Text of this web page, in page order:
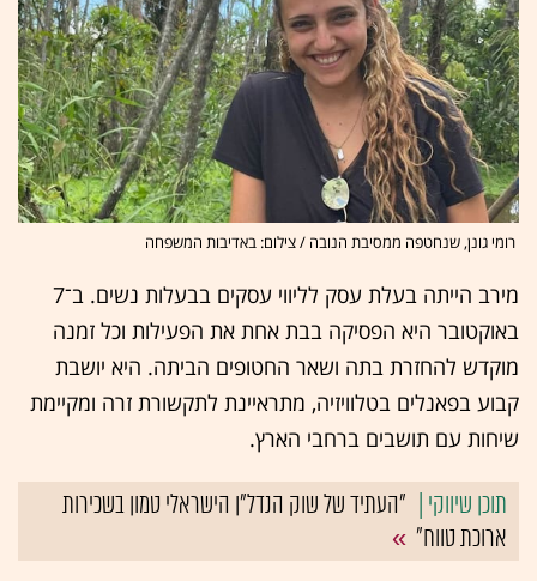
רומי גונן, שנחטפה ממסיבת הנובה / צילום: באדיבות המשפחה
מירב הייתה בעלת עסק לליווי עסקים בבעלות נשים. ב־7
באוקטובר היא הפסיקה בבת אחת את הפעילות וכל זמנה
מוקדש להחזרת בתה ושאר החטופים הביתה. היא יושבת
קבוע בפאנלים בטלוויזיה, מתראיינת לתקשורת זרה ומקיימת
שיחות עם תושבים ברחבי הארץ.
"העתיד של שוק הנדל"ן הישראלי טמון בשכירות
ארוכת טווח"